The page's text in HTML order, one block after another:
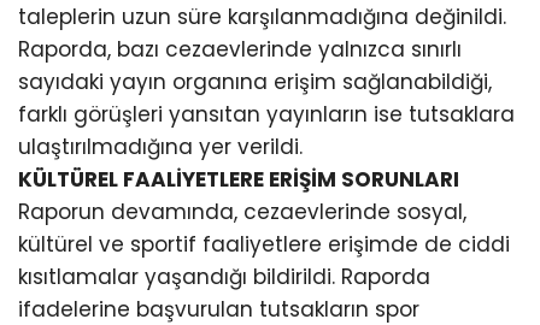
taleplerin uzun süre karşılanmadığına değinildi.
Raporda, bazı cezaevlerinde yalnızca sınırlı
sayıdaki yayın organına erişim sağlanabildiği,
farklı görüşleri yansıtan yayınların ise tutsaklara
ulaştırılmadığına yer verildi.
KÜLTÜREL FAALİYETLERE ERİŞİM SORUNLARI
Raporun devamında, cezaevlerinde sosyal,
kültürel ve sportif faaliyetlere erişimde de ciddi
kısıtlamalar yaşandığı bildirildi. Raporda
ifadelerine başvurulan tutsakların spor